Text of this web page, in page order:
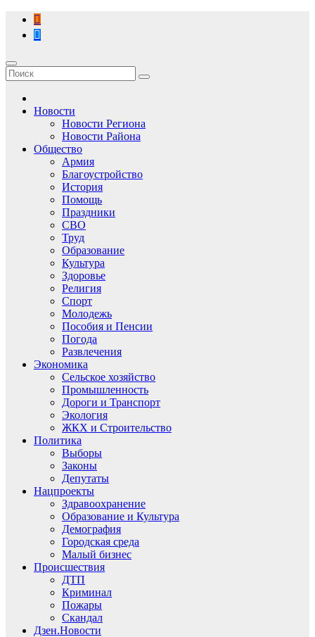
Перейти
содержимому
Новости
Новости Региона
Новости Района
Общество
Армия
Благоустройство
История
Помощь
Праздники
СВО
Труд
Образование
Культура
Здоровье
Религия
Спорт
Молодежь
Пособия и Пенсии
Погода
Развлечения
Экономика
Сельское хозяйство
Промышленность
Дороги и Транспорт
Экология
ЖКХ и Строительство
Политика
Выборы
Законы
Депутаты
Нацпроекты
Здравоохранение
Образование и Культура
Демография
Городская среда
Малый бизнес
Происшествия
ДТП
Криминал
Пожары
Скандал
Дзен.Новости